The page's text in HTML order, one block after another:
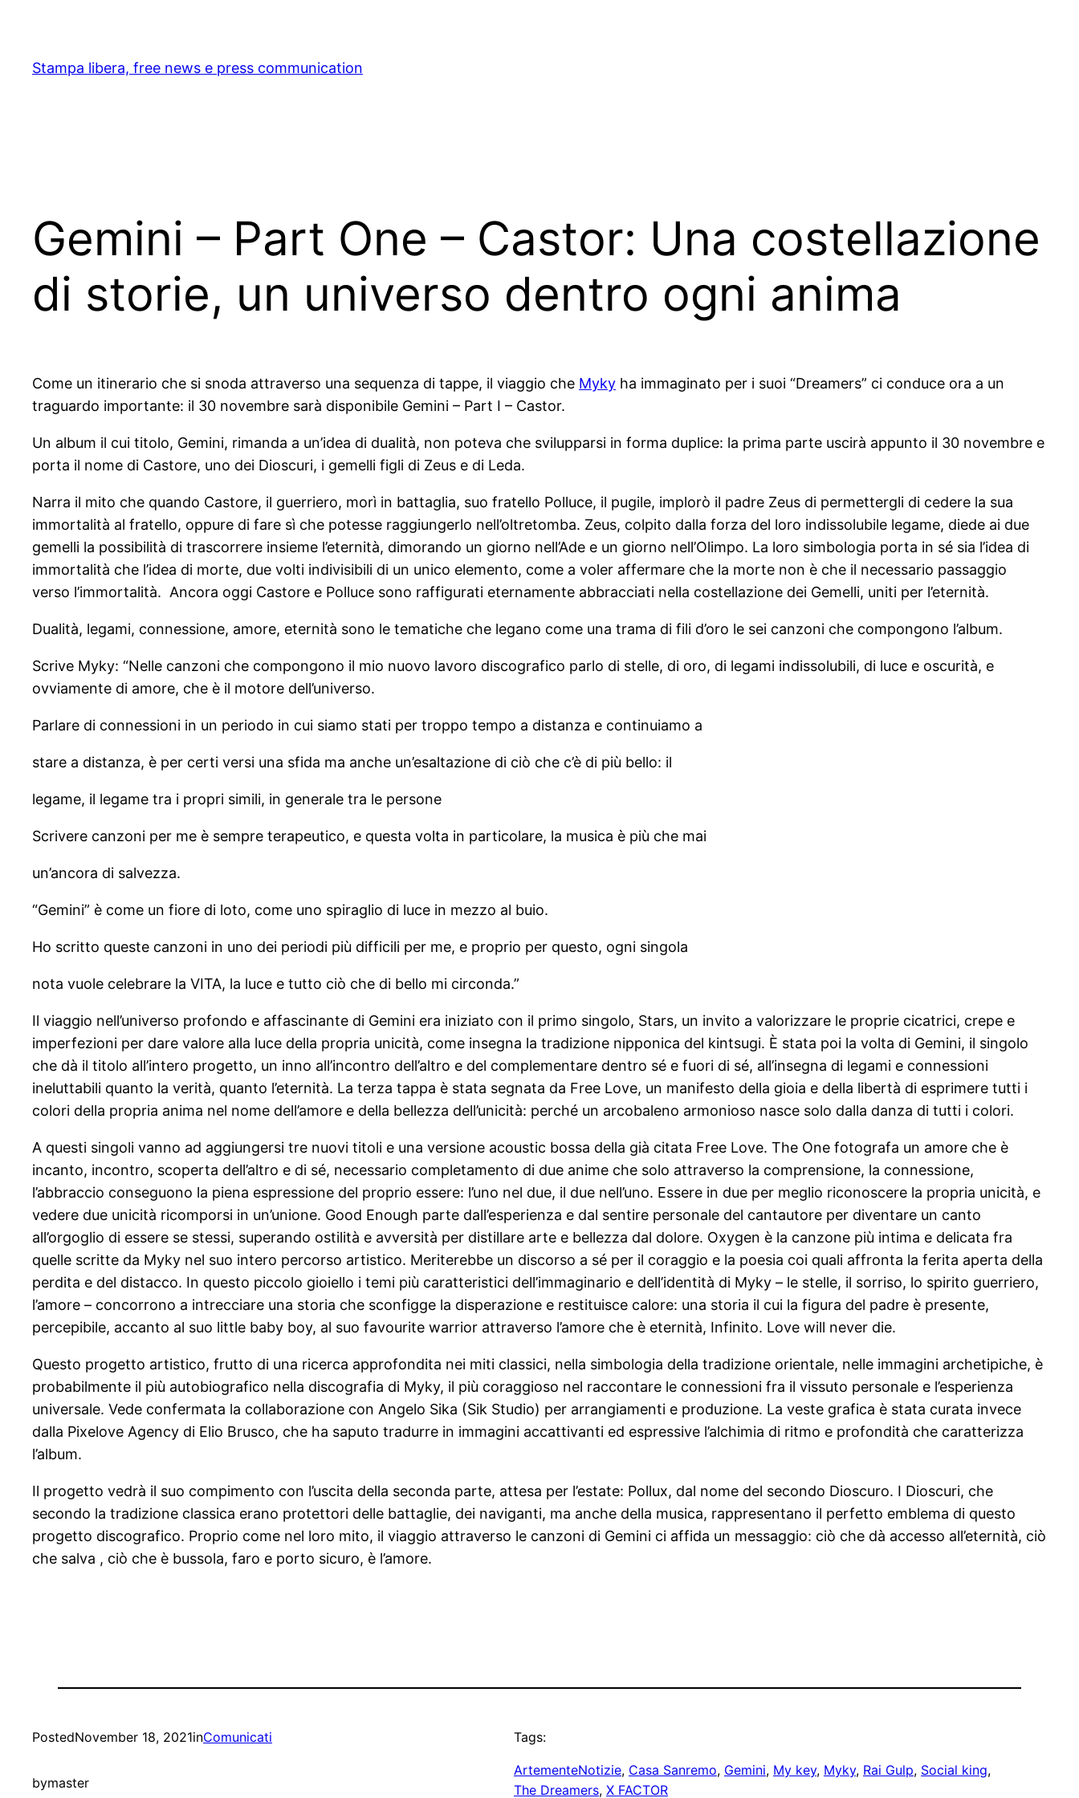
content
Stampa libera, free news e press communication
Gemini – Part One – Castor: Una costellazione
di storie, un universo dentro ogni anima
Come un itinerario che si snoda attraverso una sequenza di tappe, il viaggio che Myky ha immaginato per i suoi “Dreamers” ci conduce ora a un
traguardo importante: il 30 novembre sarà disponibile Gemini – Part I – Castor.
Un album il cui titolo, Gemini, rimanda a un’idea di dualità, non poteva che svilupparsi in forma duplice: la prima parte uscirà appunto il 30 novembre e
porta il nome di Castore, uno dei Dioscuri, i gemelli figli di Zeus e di Leda.
Narra il mito che quando Castore, il guerriero, morì in battaglia, suo fratello Polluce, il pugile, implorò il padre Zeus di permettergli di cedere la sua
immortalità al fratello, oppure di fare sì che potesse raggiungerlo nell’oltretomba. Zeus, colpito dalla forza del loro indissolubile legame, diede ai due
gemelli la possibilità di trascorrere insieme l’eternità, dimorando un giorno nell’Ade e un giorno nell’Olimpo. La loro simbologia porta in sé sia l’idea di
immortalità che l’idea di morte, due volti indivisibili di un unico elemento, come a voler affermare che la morte non è che il necessario passaggio
verso l’immortalità. Ancora oggi Castore e Polluce sono raffigurati eternamente abbracciati nella costellazione dei Gemelli, uniti per l’eternità.
Dualità, legami, connessione, amore, eternità sono le tematiche che legano come una trama di fili d’oro le sei canzoni che compongono l’album.
Scrive Myky: “Nelle canzoni che compongono il mio nuovo lavoro discografico parlo di stelle, di oro, di legami indissolubili, di luce e oscurità, e
ovviamente di amore, che è il motore dell’universo.
Parlare di connessioni in un periodo in cui siamo stati per troppo tempo a distanza e continuiamo a
stare a distanza, è per certi versi una sfida ma anche un’esaltazione di ciò che c’è di più bello: il
legame, il legame tra i propri simili, in generale tra le persone
Scrivere canzoni per me è sempre terapeutico, e questa volta in particolare, la musica è più che mai
un’ancora di salvezza.
“Gemini” è come un fiore di loto, come uno spiraglio di luce in mezzo al buio.
Ho scritto queste canzoni in uno dei periodi più difficili per me, e proprio per questo, ogni singola
nota vuole celebrare la VITA, la luce e tutto ciò che di bello mi circonda.”
Il viaggio nell’universo profondo e affascinante di Gemini era iniziato con il primo singolo, Stars, un invito a valorizzare le proprie cicatrici, crepe e
imperfezioni per dare valore alla luce della propria unicità, come insegna la tradizione nipponica del kintsugi. È stata poi la volta di Gemini, il singolo
che dà il titolo all’intero progetto, un inno all’incontro dell’altro e del complementare dentro sé e fuori di sé, all’insegna di legami e connessioni
ineluttabili quanto la verità, quanto l’eternità. La terza tappa è stata segnata da Free Love, un manifesto della gioia e della libertà di esprimere tutti i
colori della propria anima nel nome dell’amore e della bellezza dell’unicità: perché un arcobaleno armonioso nasce solo dalla danza di tutti i colori.
A questi singoli vanno ad aggiungersi tre nuovi titoli e una versione acoustic bossa della già citata Free Love. The One fotografa un amore che è
incanto, incontro, scoperta dell’altro e di sé, necessario completamento di due anime che solo attraverso la comprensione, la connessione,
l’abbraccio conseguono la piena espressione del proprio essere: l’uno nel due, il due nell’uno. Essere in due per meglio riconoscere la propria unicità, e
vedere due unicità ricomporsi in un’unione. Good Enough parte dall’esperienza e dal sentire personale del cantautore per diventare un canto
all’orgoglio di essere se stessi, superando ostilità e avversità per distillare arte e bellezza dal dolore. Oxygen è la canzone più intima e delicata fra
quelle scritte da Myky nel suo intero percorso artistico. Meriterebbe un discorso a sé per il coraggio e la poesia coi quali affronta la ferita aperta della
perdita e del distacco. In questo piccolo gioiello i temi più caratteristici dell’immaginario e dell’identità di Myky – le stelle, il sorriso, lo spirito guerriero,
l’amore – concorrono a intrecciare una storia che sconfigge la disperazione e restituisce calore: una storia il cui la figura del padre è presente,
percepibile, accanto al suo little baby boy, al suo favourite warrior attraverso l’amore che è eternità, Infinito. Love will never die.
Questo progetto artistico, frutto di una ricerca approfondita nei miti classici, nella simbologia della tradizione orientale, nelle immagini archetipiche, è
probabilmente il più autobiografico nella discografia di Myky, il più coraggioso nel raccontare le connessioni fra il vissuto personale e l’esperienza
universale. Vede confermata la collaborazione con Angelo Sika (Sik Studio) per arrangiamenti e produzione. La veste grafica è stata curata invece
dalla Pixelove Agency di Elio Brusco, che ha saputo tradurre in immagini accattivanti ed espressive l’alchimia di ritmo e profondità che caratterizza
l’album.
Il progetto vedrà il suo compimento con l’uscita della seconda parte, attesa per l’estate: Pollux, dal nome del secondo Dioscuro. I Dioscuri, che
secondo la tradizione classica erano protettori delle battaglie, dei naviganti, ma anche della musica, rappresentano il perfetto emblema di questo
progetto discografico. Proprio come nel loro mito, il viaggio attraverso le canzoni di Gemini ci affida un messaggio: ciò che dà accesso all’eternità, ciò
che salva , ciò che è bussola, faro e porto sicuro, è l’amore.
PostedNovember 18, 2021inComunicati
bymaster
Tags:
ArtementeNotizie, Casa Sanremo, Gemini, My key, Myky, Rai Gulp, Social king
The Dreamers, X FACTOR